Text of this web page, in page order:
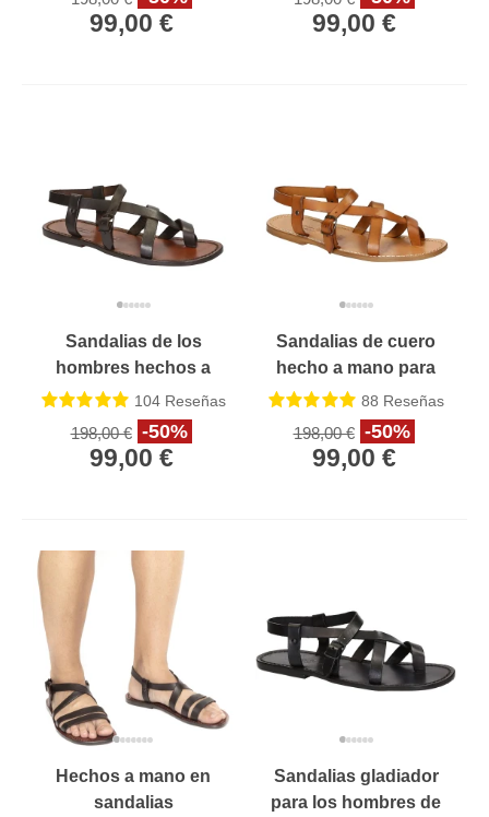
99,00 € 99,00 €
Sandalias de los
hombres hechos a
mano en cuero
marrón oscuro
104Reseñas
198,00 € -50%
99,00 €
Sandalias de cuero
hecho a mano para
los hombres de color
cuero vintage
88 Reseñas
198,00 € -50%
99,00 €
Hechos a mano en
sandalias
Sandalias gladiador
para los hombres de